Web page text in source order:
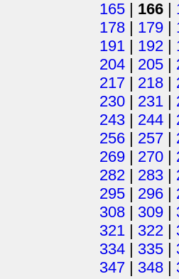
165 | 166 |
178 | 179 |
191 | 192 |
204 | 205 |
217 | 218 |
230 | 231 |
243 | 244 |
256 | 257 |
269 | 270 |
282 | 283 |
295 | 296 |
308 | 309 |
321 | 322 |
334 | 335 |
347 | 348 |